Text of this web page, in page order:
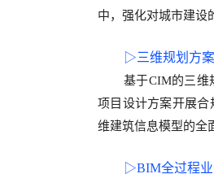
中，强化对城市建设
▷三维规划方
基于CIM的三维
项目设计方案开展
维建筑信息模型的全
▷BIM全过程